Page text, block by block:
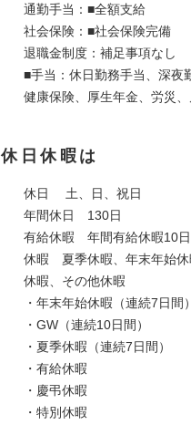
通勤手当：■全額支給
社会保険：■社会保険完備
退職金制度：補足事項なし
■手当：休日勤務手当、深夜
健康保険、厚生年金、労災
休日休暇は
休日 土、日、祝日
年間休日 130日
有給休暇 年間有給休暇10日
休暇 夏季休暇、年末年始休
休暇、その他休暇
・年末年始休暇（連続7日間）
・GW（連続10日間）
・夏季休暇（連続7日間）
・有給休暇
・慶弔休暇
・特別休暇